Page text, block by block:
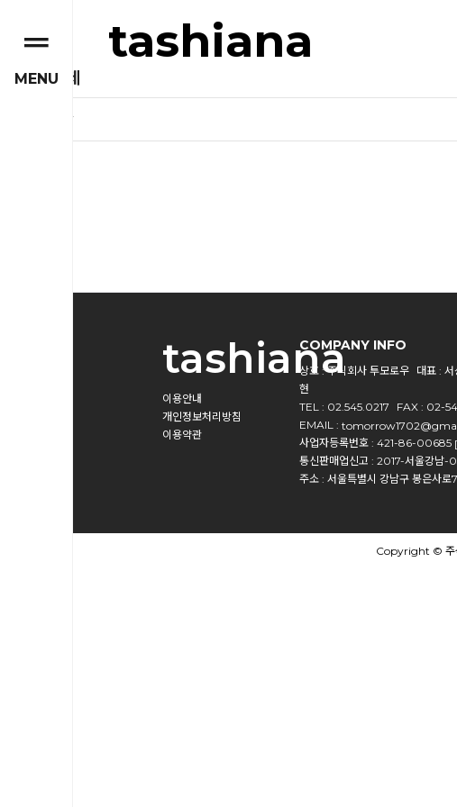
tashiana
MENU
개인결제
개인결제창
tashiana
이용안내
개인정보처리방침
이용약관
COMPANY INFO
상호 : 주식회사 투모로우 대표 : 서
현
TEL : 02.545.0217
FAX : 02-
EMAIL :
사업자등록번호 : 421-86-00685
통신판매업신고 : 2017-서울강남-
주소 : 서울특별시 강남구 봉은사
Copyright © 주